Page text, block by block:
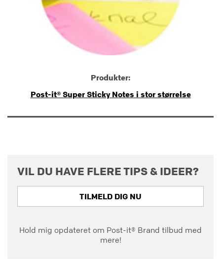
Produkter:
Post-it® Super Sticky Notes i stor størrelse
VIL DU HAVE FLERE TIPS & IDEER?
TILMELD DIG NU
Hold mig opdateret om Post-it® Brand tilbud med
mere!